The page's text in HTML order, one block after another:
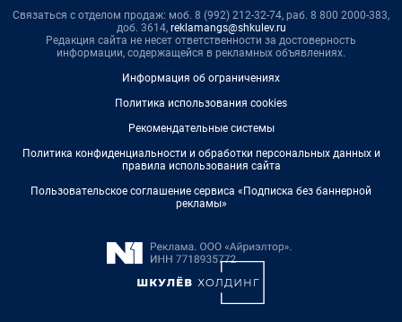
Связаться с отделом продаж: моб. 8 (992) 212-32-74, раб. 8 800 2000-383,
доб. 3614, reklamangs@shkulev.ru
Редакция сайта не несет ответственности за достоверность
информации, содержащейся в рекламных объявлениях.
Информация об ограничениях
Политика использования cookies
Рекомендательные системы
Политика конфиденциальности и обработки персональных данных и
правила использования сайта
Пользовательское соглашение сервиса «Подписка без баннерной
рекламы»